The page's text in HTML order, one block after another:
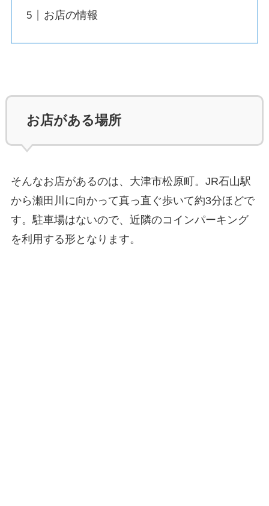
お店の情報
お店がある場所
そんなお店があるのは、大津市松原町。JR石山駅
から瀬田川に向かって真っ直ぐ歩いて約3分ほどで
す。駐車場はないので、近隣のコインパーキング
を利用する形となります。